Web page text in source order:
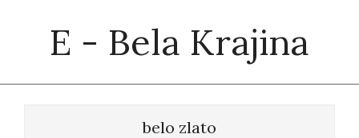
E - Bela Krajina
belo zlato